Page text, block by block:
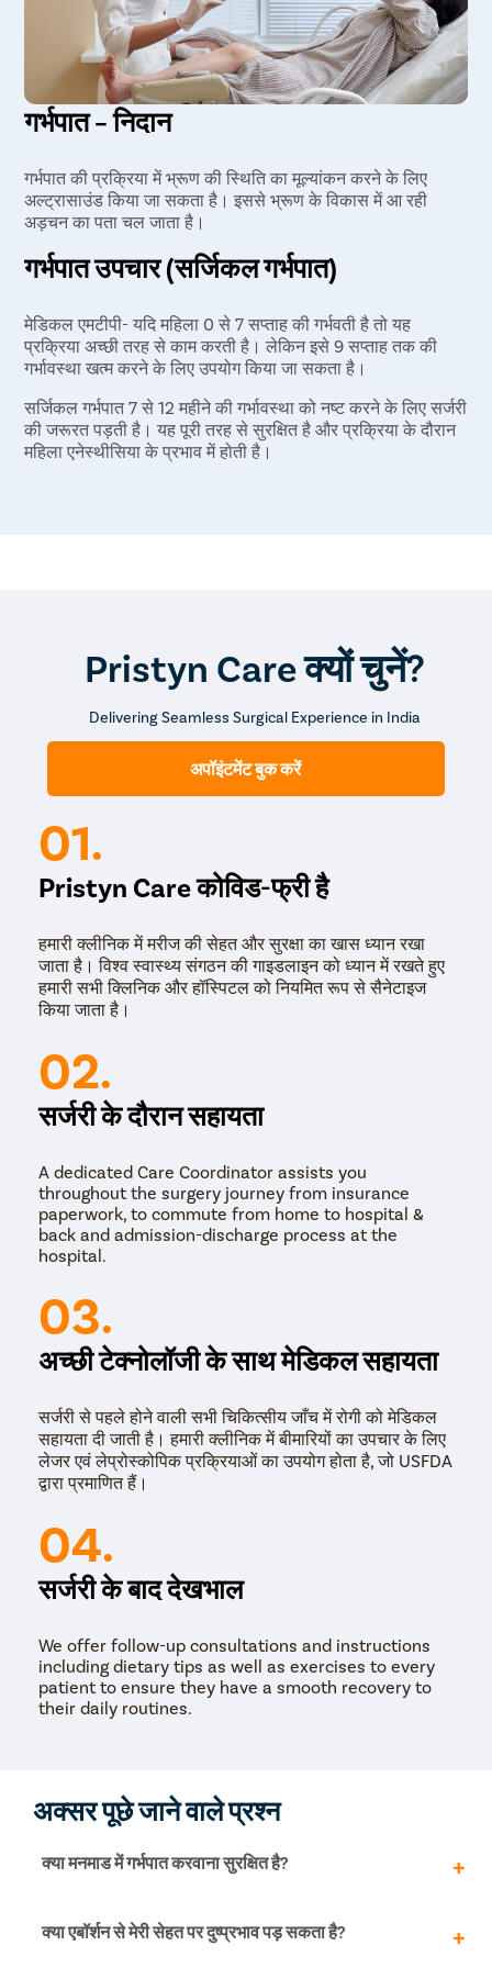
गर्भपात – निदान
गर्भपात की प्रक्रिया में भ्रूण की स्थिति का मूल्यांकन करने के लिए
अल्ट्रासाउंड किया जा सकता है। इससे भ्रूण के विकास में आ रही
अड़चन का पता चल जाता है।
गर्भपात उपचार (सर्जिकल गर्भपात)
मेडिकल एमटीपी- यदि महिला 0 से 7 सप्ताह की गर्भवती है तो यह
प्रक्रिया अच्छी तरह से काम करती है। लेकिन इसे 9 सप्ताह तक की
गर्भावस्था खत्म करने के लिए उपयोग किया जा सकता है।
सर्जिकल गर्भपात 7 से 12 महीने की गर्भावस्था को नष्ट करने के लिए सर्जरी
की जरूरत पड़ती है। यह पूरी तरह से सुरक्षित है और प्रक्रिया के दौरान
महिला एनेस्थीसिया के प्रभाव में होती है।
Pristyn Care क्यों चुनें?
Delivering Seamless Surgical Experience in India
अपॉइंटमेंट बुक करें
01.
Pristyn Care कोविड-फ्री है
हमारी क्लीनिक में मरीज की सेहत और सुरक्षा का खास ध्यान रखा
जाता है। विश्व स्वास्थ्य संगठन की गाइडलाइन को ध्यान में रखते हुए
हमारी सभी क्लिनिक और हॉस्पिटल को नियमित रूप से सैनेटाइज
किया जाता है।
02.
सर्जरी के दौरान सहायता
A dedicated Care Coordinator assists you
throughout the surgery journey from insurance
paperwork, to commute from home to hospital &
back and admission-discharge process at the
hospital.
03.
अच्छी टेक्नोलॉजी के साथ मेडिकल सहायता
सर्जरी से पहले होने वाली सभी चिकित्सीय जाँच में रोगी को मेडिकल
सहायता दी जाती है। हमारी क्लीनिक में बीमारियों का उपचार के लिए
लेजर एवं लेप्रोस्कोपिक प्रक्रियाओं का उपयोग होता है, जो USFDA
द्वारा प्रमाणित हैं।
04.
सर्जरी के बाद देखभाल
We offer follow-up consultations and instructions
including dietary tips as well as exercises to every
patient to ensure they have a smooth recovery to
their daily routines.
अक्सर पूछे जाने वाले प्रश्न
क्या मनमाड में गर्भपात करवाना सुरक्षित है?
मनमाड में एक सुरक्षित गर्भपात के लिए आपको सिर्फ एक प्रमाणित और
पंजीकृत क्लिनिक /अस्पताल का चयन करना चाहिए। गर्भपात की
क्या एबॉर्शन से मेरी सेहत पर दुष्प्रभाव पड़ सकता है?